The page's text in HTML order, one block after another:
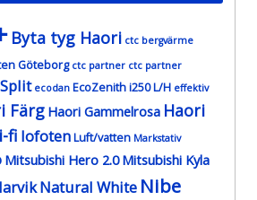
Byta tyg Haori ctc bergvärme
Göteborg ctc partner ctc partner
ecodan EcoZenith i250 L/H effektiv
Färg Haori Gammelrosa Haori
fi lofotenLuft/vatten Markstativ
Mitsubishi Hero 2.0 Mitsubishi Kyla
Natural White Nibe